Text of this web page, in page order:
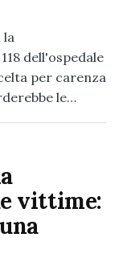
la
dell'ospedale
per carenza
le…
vittime: